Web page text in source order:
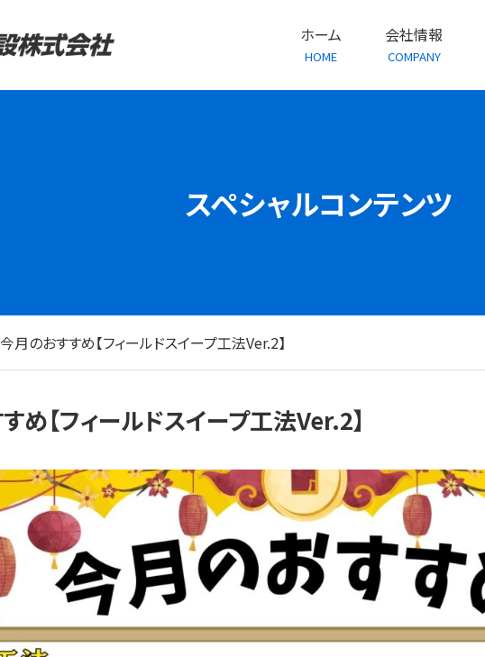
ホーム
HOME
会社情報
COMPANY
スペシャルコンテンツ
今月のおすすめ【フィールドスイープ工法Ver.2】
め【フィールドスイープ工法Ver.2】